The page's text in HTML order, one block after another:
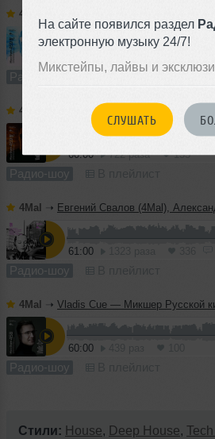
На сайте появился раздел
электронную музыку 24/7!
Микстейпы, лайвы и
СЛУШАТЬ
4Mal
Радио-шоу В плейлист
4Mal Vladislav Romodan pres. Vlad Positive — Микшер Русской кибернетики 459, Part 1, с Евгением Сваловым (4Mal) и Александром
60:00 722 раза 155
Радио-шоу
4Mal ➝ Евгений Свалов (4Mal), Александр Киреев — Русская кибернетика 724
61:00
Радио-шоу
4Mal ➝ Vladis Cue — Микшер Русской кибернетики 458 с Евгением Сваловым (4Mal) и Александром
60:00
Радио-шоу
Стили: House, Deep House,